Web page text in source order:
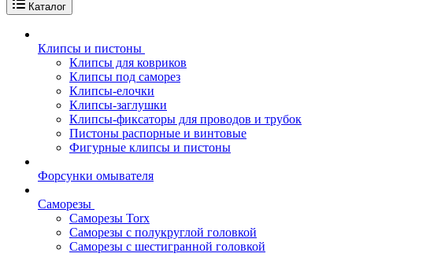
Каталог
Клипсы и пистоны
Клипсы для ковриков
Клипсы под саморез
Клипсы-елочки
Клипсы-заглушки
Клипсы-фиксаторы для проводов и трубок
Пистоны распорные и винтовые
Фигурные клипсы и пистоны
Форсунки омывателя
Саморезы
Саморезы Torx
Саморезы с полукруглой головкой
Саморезы с шестигранной головкой